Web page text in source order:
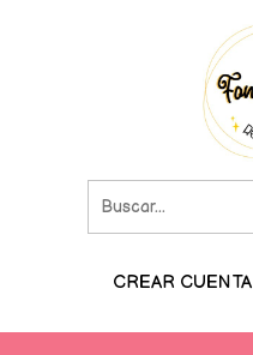
CREAR CUENTA